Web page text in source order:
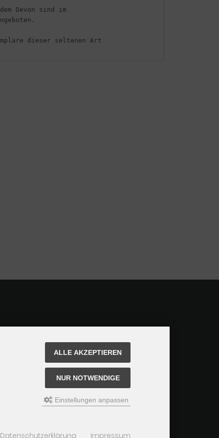
Devon sind im
dieser seltenen Art
ALLE AKZEPTIEREN
NUR NOTWENDIGE
Einstellungen anpassen
Datenschutzerklärung Impressum